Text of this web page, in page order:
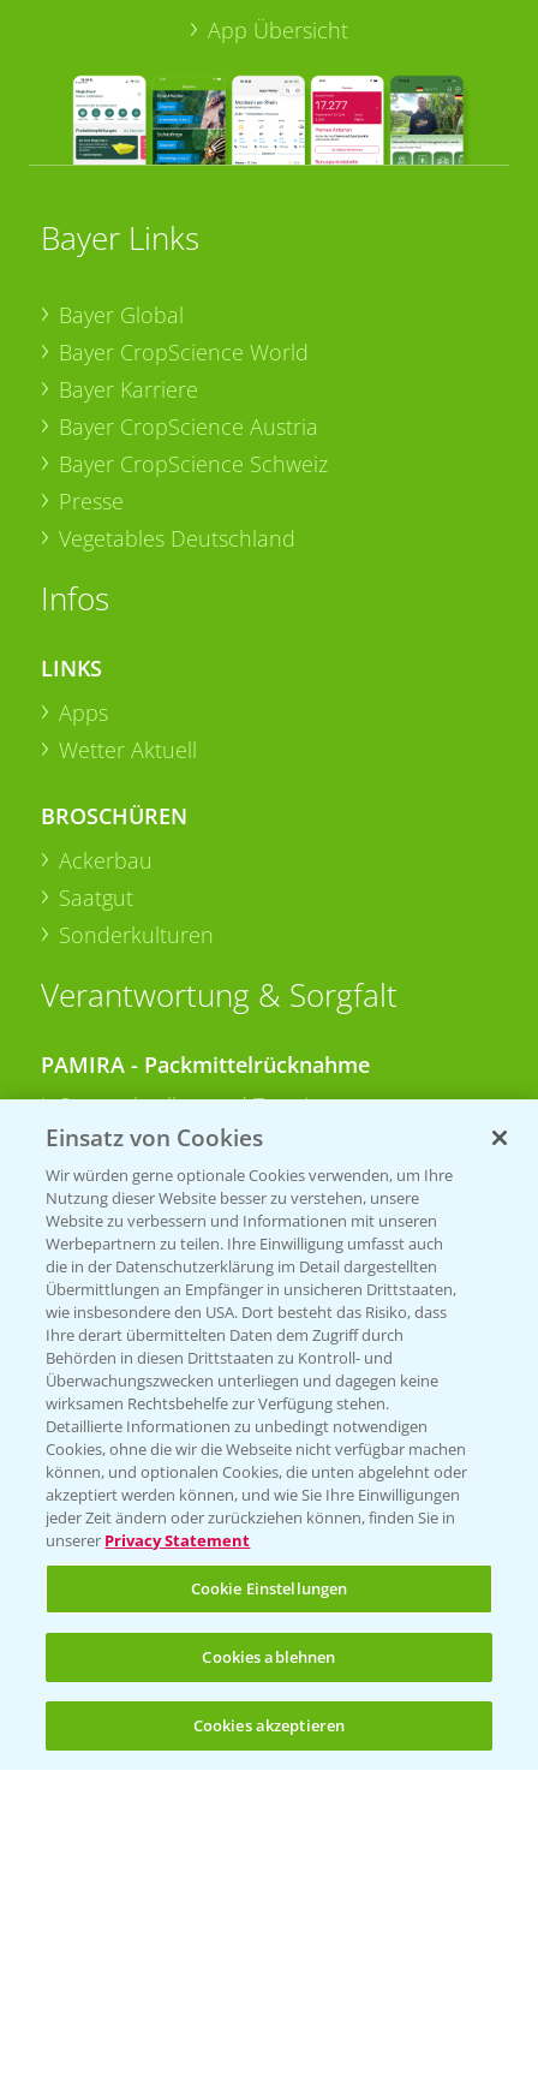
(noch 4)
App Übersicht
Bayer Links
Bayer Global
Bayer CropScience World
Bayer Karriere
Bayer CropScience Austria
Bayer CropScience Schweiz
Presse
Vegetables Deutschland
Infos
LINKS
Apps
Wetter Aktuell
BROSCHÜREN
Ackerbau
Saatgut
Sonderkulturen
Verantwortung & Sorgfalt
PAMIRA - Packmittelrücknahme
Sammelstellen und Termine
PRE - Chemikalien sicher entsorgen
Sammelstellen und Termine
Kontakt & Notfall
Beratung auf WhatsApp
T.+49 (0)174 346 564 1
KONTAKT
Hilfe in Notfällen
T.+49 (0)214/30-20220
Folgen Sie uns
Einsatz von Cookies
Wir würden gerne optionale Cookies verwenden, um Ihre
Nutzung dieser Website besser zu verstehen, unsere
Website zu verbessern und Informationen mit unseren
Werbepartnern zu teilen. Ihre Einwilligung umfasst auch
die in der Datenschutzerklärung im Detail dargestellten
Übermittlungen an Empfänger in unsicheren Drittstaaten,
wie insbesondere den USA. Dort besteht das Risiko, dass
Ihre derart übermittelten Daten dem Zugriff durch
Behörden in diesen Drittstaaten zu Kontroll- und
Überwachungszwecken unterliegen und dagegen keine
wirksamen Rechtsbehelfe zur Verfügung stehen.
Detaillierte Informationen zu unbedingt notwendigen
Cookies, ohne die wir die Webseite nicht verfügbar machen
können, und optionalen Cookies, die unten abgelehnt oder
akzeptiert werden können, und wie Sie Ihre Einwilligungen
jeder Zeit ändern oder zurückziehen können, finden Sie in
unserer Privacy Statement
Cookie Einstellungen
Cookies ablehnen
Cookies akzeptieren